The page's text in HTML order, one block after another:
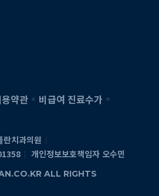
약관
비급여 진료수가
란치과의원
개인정보보호책임자 오수민
ALL RIGHTS